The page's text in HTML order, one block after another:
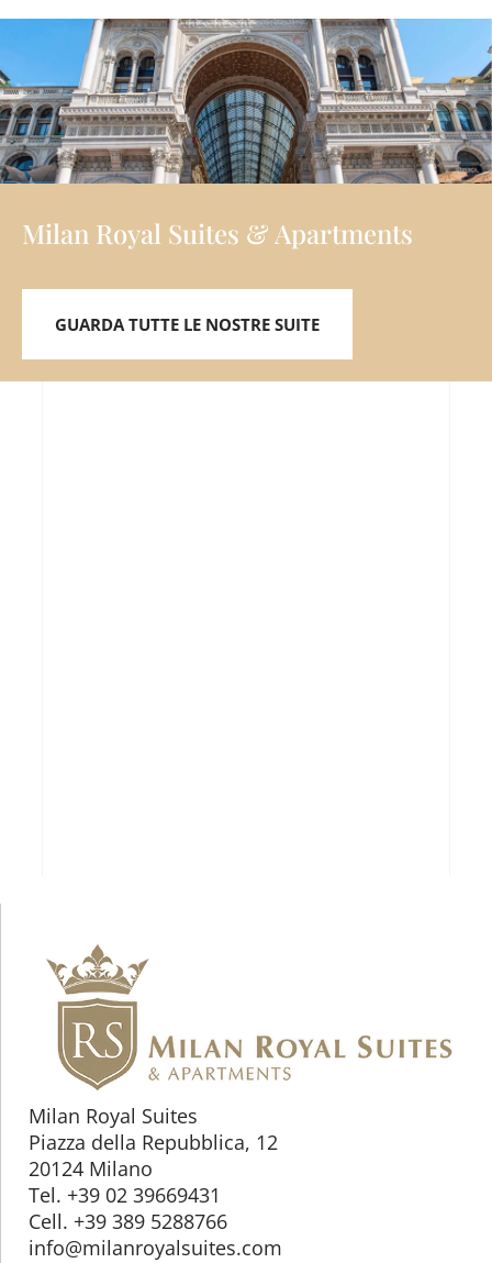
Milan Royal Suites & Apartments
GUARDA TUTTE LE NOSTRE SUITE
Milan Royal Suites
Piazza della Repubblica, 12
20124 Milano
Tel. +39 02 39669431
Cell. +39 389 5288766
info@milanroyalsuites.com